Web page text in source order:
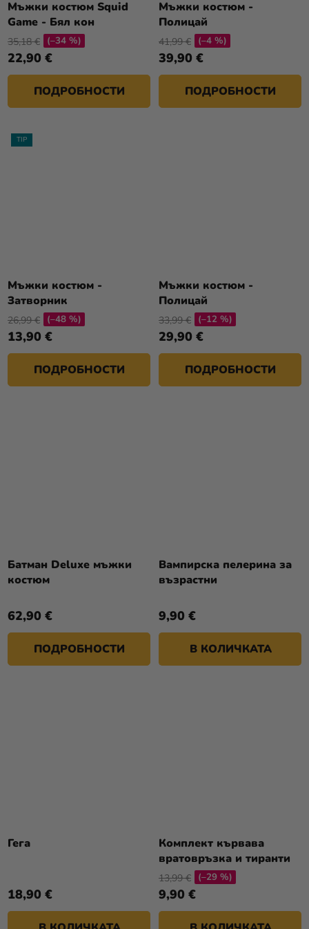
Мъжки костюм Squid
Game - Бял кон
22,90 €
35,18 € (–34 %)
ПОДРОБНОСТИ
Мъжки костюм -
Полицай
39,90 €
41,99 € (–4 %)
ПОДРОБНОСТИ
TIP
Мъжки костюм -
Затворник
13,90 €
26,99 € (–48 %)
ПОДРОБНОСТИ
Мъжки костюм -
Полицай
29,90 €
33,99 € (–12 %)
ПОДРОБНОСТИ
Батман Deluxe мъжки
костюм
62,90 €
ПОДРОБНОСТИ
Вампирска пелерина за
възрастни
9,90 €
В КОЛИЧКАТА
Гега
18,90 €
Комплект кървава
вратовръзка и тиранти
9,90 €
13,99 € (–29 %)